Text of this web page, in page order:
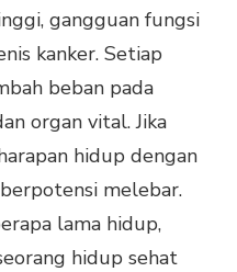
gangguan fungsi
kanker. Setiap
beban pada
organ vital. Jika
hidup dengan
melebar.
lama hidup,
hidup sehat